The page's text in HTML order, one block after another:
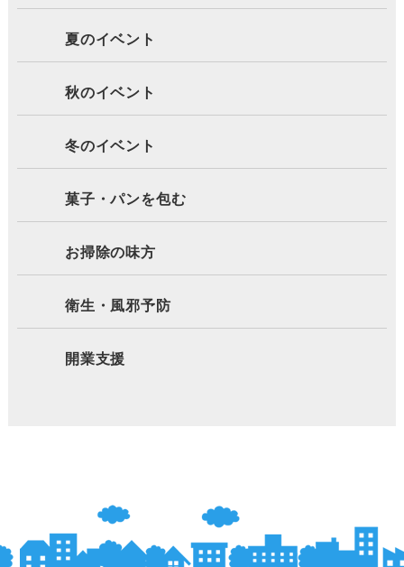
夏のイベント
秋のイベント
冬のイベント
菓子・パンを包む
お掃除の味方
衛生・風邪予防
開業支援